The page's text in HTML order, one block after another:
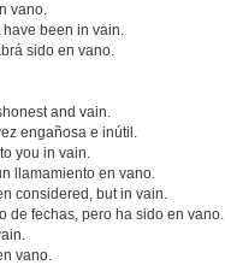
vano.
have been in vain.
sido en vano.
and vain.
engañosa e inútil.
you in vain.
llamamiento en vano.
considered, but in vain.
de fechas, pero ha sido en vano.
vano.